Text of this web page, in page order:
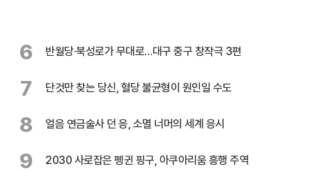
6 반월당·북성로가 무대로…대구 중구 창작극 3편
7 단것만 찾는 당신, 혈당 불균형이 원인일 수도
8 얼음 연금술사 던 응, 소멸 너머의 세계 응시
9 2030 사로잡은 펭귄 핑구, 아쿠아리움 흥행 주역